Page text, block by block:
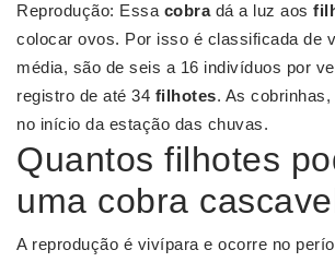
Reprodução: Essa cobradá a luz aos
colocar ovos. Por isso é classificada de
média, são de seis a 16 indivíduos por
registro de até 34 filhotes. As
no início da estação das chuvas.
Quantos filhotes
uma cobra
A reprodução é vivípara e ocorre no